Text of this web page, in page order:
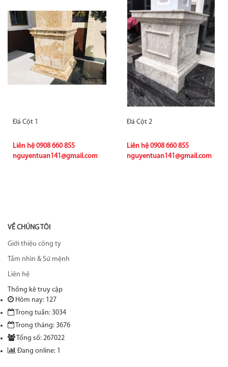
Đá Cột 1
Liên hệ 0908 660 855
nguyentuan141@gmail.com
Đá Cột 2
Liên hệ 0908 660 855
nguyentuan141@gmail.com
VỀ CHÚNG TÔI
Giới thiệu công ty
Tầm nhìn & Sứ mệnh
Liên hệ
Thống kê truy cập
Hôm nay: 127
Trong tuần: 3034
Trong tháng: 3676
Tổng số: 267022
Đang online: 1